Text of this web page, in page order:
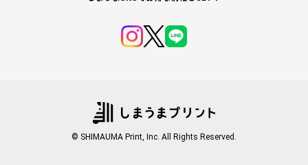
© SHIMAUMA Print, Inc. All Rights Reserved.